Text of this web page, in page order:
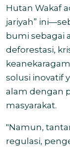
Hutan Wakaf
jariyah”
bumi sebagai
deforestasi,
solusi inovatif
alam dengan
masyarakat.
"Namun,
regulasi,